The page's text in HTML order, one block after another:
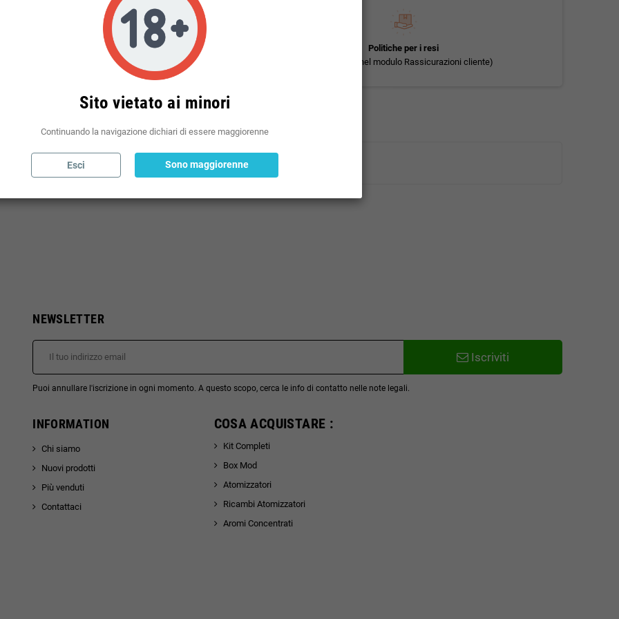
Politiche per le spedizioni
(modificale nel modulo Rassicurazioni cliente)
Politiche per i resi
(modificale nel modulo Rassicurazioni cliente)
NEWSLETTER
Iscriviti
Puoi annullare l'iscrizione in ogni momento. A questo scopo, cerca le info di contatto nelle note legali.
INFORMATION
Chi siamo
Nuovi prodotti
Più venduti
Contattaci
COSA ACQUISTARE :
Kit Completi
Box Mod
Atomizzatori
Ricambi Atomizzatori
Aromi Concentrati
Sito vietato ai minori
Continuando la navigazione dichiari di essere maggiorenne
Esci Sono maggiorenne